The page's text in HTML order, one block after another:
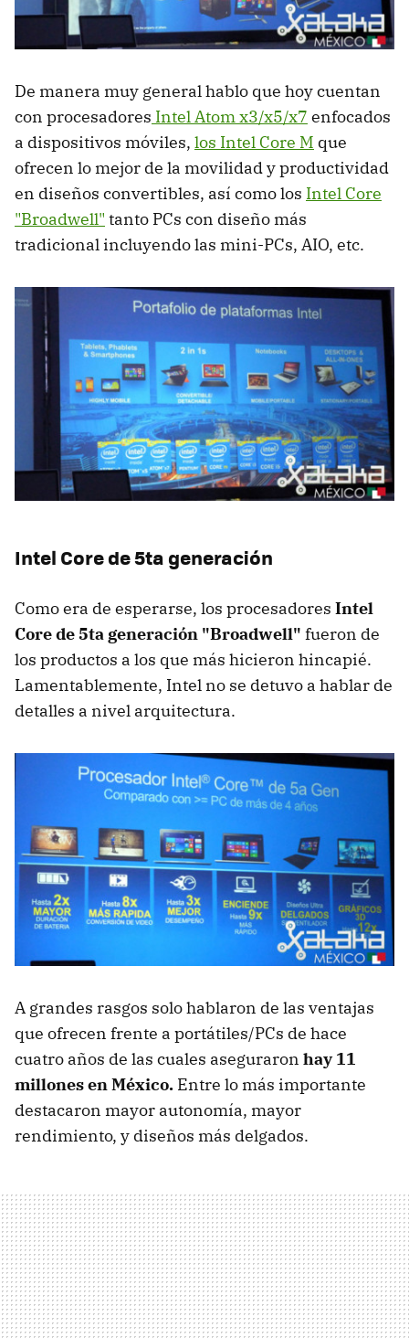
De manera muy general hablo que hoy cuentan
con procesadores Intel Atom x3/x5/x7 enfocados
a dispositivos móviles, los Intel Core M que
ofrecen lo mejor de la movilidad y productividad
en diseños convertibles, así como los Intel Core
"Broadwell" tanto PCs con diseño más
tradicional incluyendo las mini-PCs, AIO, etc.
Intel Core de 5ta generación
Como era de esperarse, los procesadores Intel
Core de 5ta generación "Broadwell" fueron de
los productos a los que más hicieron hincapié.
Lamentablemente, Intel no se detuvo a hablar de
detalles a nivel arquitectura.
A grandes rasgos solo hablaron de las ventajas
que ofrecen frente a portátiles/PCs de hace
cuatro años de las cuales aseguraron hay 11
millones en México. Entre lo más importante
destacaron mayor autonomía, mayor
rendimiento, y diseños más delgados.